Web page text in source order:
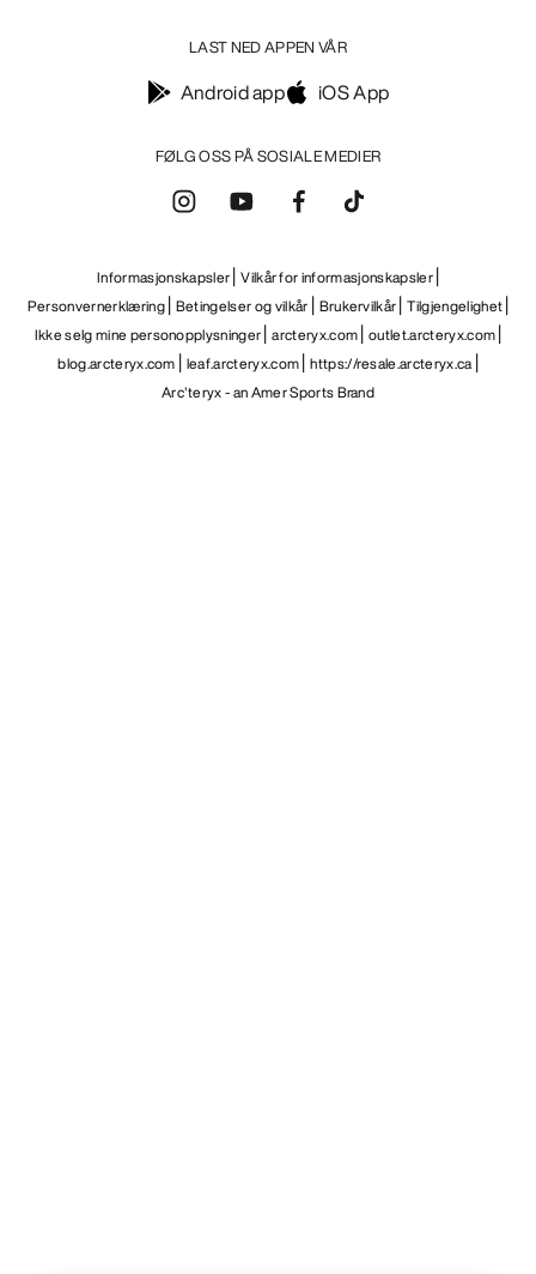
FØLG OSS PÅ SOSIALE MEDIER
LAST NED APPEN VÅR
Android app iOS App
Informasjonskapsler Vilkår for informasjonskapsler
Personvernerklæring Betingelser og vilkår Brukervilkår Tilgjengelighet
Ikke selg mine personopplysninger arcteryx.com outlet.arcteryx.com
blog.arcteryx.com leaf.arcteryx.com https://resale.arcteryx.ca
Arc'teryx - an Amer Sports Brand